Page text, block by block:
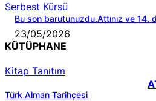
Serbest Kürsü
Bu son barutunuzdu.Attınız ve 14.
23/05/2026
KÜTÜPHANE
Kitap Tanıtım
Türk Alman Tarihçesi